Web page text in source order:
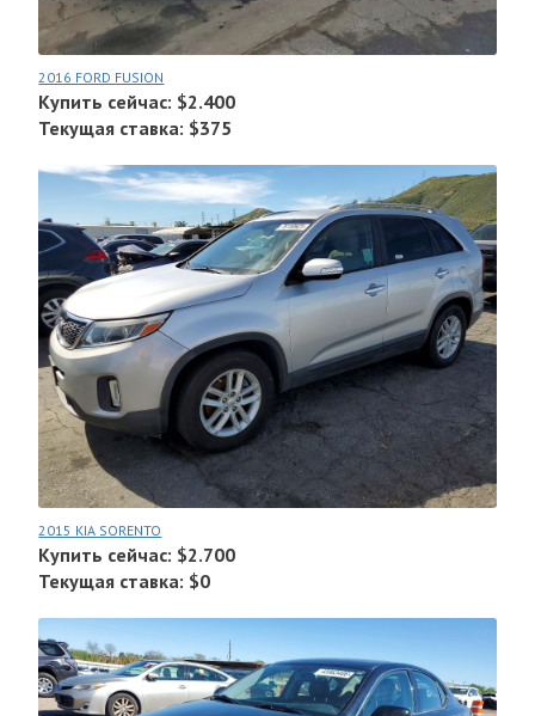
2016 FORD FUSION
Купить сейчас: $2.400
Текущая ставка: $375
2015 KIA SORENTO
Купить сейчас: $2.700
Текущая ставка: $0